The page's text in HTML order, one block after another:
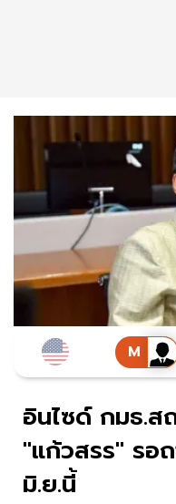
อินไซด์ กมธ.ส
"แก้วสรร" รอ
มิ.ย.นี้